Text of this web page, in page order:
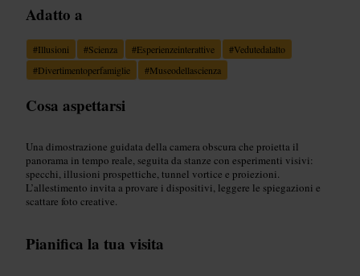
Adatto a
#Illusioni #Scienza #Esperienzeinterattive #Vedutedalalto
#Divertimentoperfamiglie #Museodellascienza
Cosa aspettarsi
Una dimostrazione guidata della camera obscura che proietta il
panorama in tempo reale, seguita da stanze con esperimenti visivi:
specchi, illusioni prospettiche, tunnel vortice e proiezioni.
L’allestimento invita a provare i dispositivi, leggere le spiegazioni e
scattare foto creative.
Pianifica la tua visita